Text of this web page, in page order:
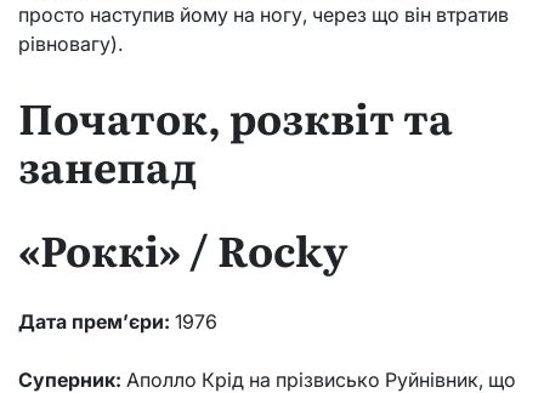
просто наступив йому на ногу, через що він втратив
рівновагу).
Початок, розквіт та
занепад
«Роккі» / Rocky
Дата прем’єри: 1976
Суперник: Аполло Крід на прізвисько Руйнівник, що